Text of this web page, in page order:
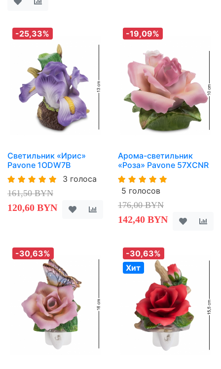
-25,33%
Светильник «Ирис»
Pavone 1ODW7B
3 голоса
161,50 BYN
120,60 BYN
-19,09%
Арома-светильник
«Роза» Pavone 57XCNR
5 голосов
176,00 BYN
142,40 BYN
-30,63%
-30,63%
Хит